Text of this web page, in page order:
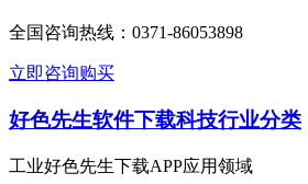
全国咨询热线： 0371-86053898
立即咨询购买
好色先生软件下载科技行业分类
工业好色先生下载APP应用领域